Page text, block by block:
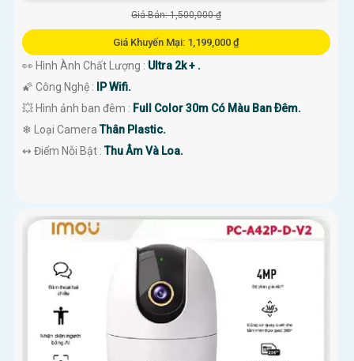
Giá Bán: 1,500,000 ₫
Giá Khuyến Mại: 1,199,000 ₫
👀 Hình Ành Chất Lượng : Ultra 2k + .
🌠 Công Nghệ : IP Wifi.
💥 Hình ảnh ban đêm : Full Color 30m Có Màu Ban Ðêm.
❄ Loại CameraThân Plastic.
️↭ Điểm Nỗi Bật :Thu Âm Và Loa.